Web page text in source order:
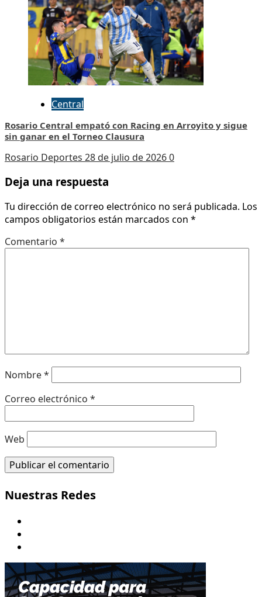
Central
Rosario Central empató con Racing en Arroyito y sigue
sin ganar en el Torneo Clausura
Rosario Deportes 28 de julio de 20260
Deja una respuesta
Tu dirección de correo electrónico no será publicada. Los
campos obligatorios están marcados con *
Comentario *
Nombre*
Correo electrónico *
Web
Nuestras Redes